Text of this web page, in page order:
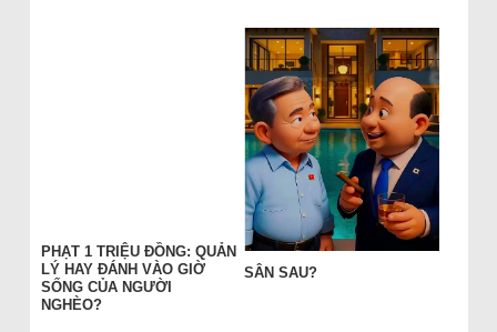
PHẠT 1 TRIỆU ĐỒNG: QUẢN
LÝ HAY ĐÁNH VÀO GIỜ
SỐNG CỦA NGƯỜI
NGHÈO?
SÂN SAU?